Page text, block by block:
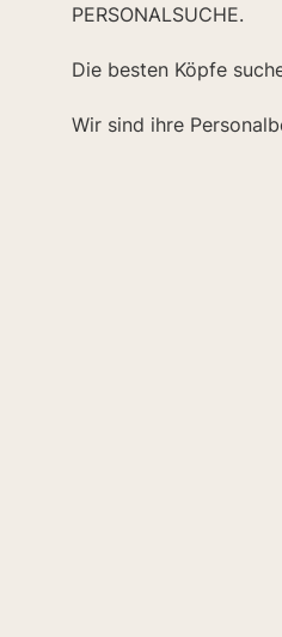
PERSONALSUCHE.
Die besten Köpfe
Wir sind ihre